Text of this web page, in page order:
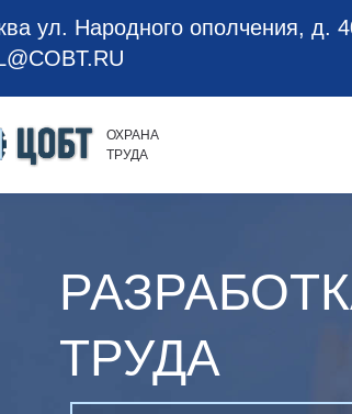
ул. Народного ополчения, д.
ОХРАНА
ТРУДА
ТРУДА